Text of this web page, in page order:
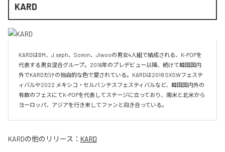
KARD
KARDはBM、J.seph、Somin、Jiwooの男女4人組で結成される、K-POPを
代表する男女混合グループ。2016年のプレデビュー以降、続けて韓国国内
外でKARDだけの独自的な色で愛されている。KARDは2018 SXSWフェステ
ィバルや2022 メキシコ・セルバンテスフェスティバルなど、韓国国内外の
有数のフェスにてK-POPを代表してステージに立っており、南米と北米から
ヨーロッパ、アジアを行き来してファンと向き合っている。
KARDの他のリリース： KARD